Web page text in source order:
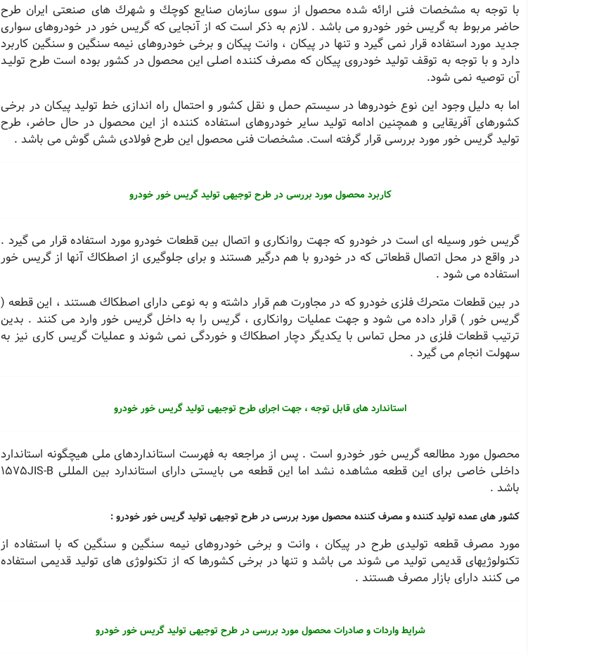
با توجه به مشخصات فنی ارائه شده محصول از سوی سازمان صنایع كوچك و شهرك های صنعتی ایران طرح
حاضر مربوط به گریس خور خودرو می باشد . لازم به ذكر است كه از آنجایی كه گریس خور در خودروهای سواری
جدید مورد استفاده قرار نمی گیرد و تنها در پیكان ، وانت پیكان و برخی خودروهای نیمه سنگین و سنگین كاربرد
دارد و با توجه به توقف تولید خودروی پیكان كه مصرف كننده اصلی این محصول در كشور بوده است طرح تولیـد
آن توصیه نمی شود.
اما به دلیل وجود این نوع خودروها در سیستم حمل و نقل كشور و احتمال راه اندازی خط تولید پیكـان در برخی
كشورهای آفریقایی و همچنین ادامه تولید سایر خودروهای استفاده كننده از این محصول در حال حاضر، طرح
تولید گریس خور مورد بررسی قرار گرفته است. مشخصات فنی محصول این طرح فولادی شش گوش می باشد .
کاربرد محصول مورد بررسی در طرح توجیهی تولید گریس خور خودرو
گریس خور وسیله ای است در خودرو كه جهت روانكاری و اتصال بین قطعات خودرو مورد استفاده قرار می گیرد .
در واقع در محل اتصال قطعاتی كه در خودرو با هم درگیر هستند و برای جلوگیری از اصطكاك آنها از گریس خور
استفاده می شود .
در بین قطعات متحرك فلزی خودرو كه در مجاورت هم قرار داشته و به نوعی دارای اصطكاك هستند ، این قطعه (
گریس خور ) قرار داده می شود و جهت عملیات روانكاری ، گریس را به داخل گریس خور وارد می كنند . بدین
ترتیب قطعات فلزی در محل تماس با یكدیگر دچار اصطكاك و خوردگی نمی شوند و عملیات گریس كاری نیز به
سهولت انجام می گیرد .
استاندارد های قابل توجه ، جهت اجرای طرح توجیهی تولید گریس خور خودرو
محصول مورد مطالعه گریس خور خودرو است . پس از مراجعه به فهرست استانداردهای ملی هیچگونه استاندارد
داخلی خاصی برای این قطعه مشاهده نشد اما این قطعه می بایستی دارای استاندارد بین المللی ١٥٧٥JIS-B
باشد .
کشور های عمده تولید کننده و مصرف کننده محصول مورد بررسی در طرح توجیهی تولید گریس خور خودرو :
مورد مصرف قطعه تولیدی طرح در پیكان ، وانت و برخی خودروهای نیمه سنگین و سنگین كه با استفاده از
تكنولوژیهای قدیمی تولید می شوند می باشد و تنها در برخی كشورها كه از تكنولوژی های تولید قدیمی استفاده
می كنند دارای بازار مصرف هستند .
شرایط واردات و صادرات محصول مورد بررسی در طرح توجیهی تولید گریس خور خودرو